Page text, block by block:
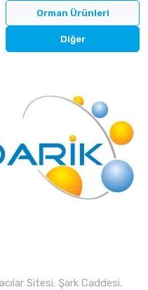
Orman Ürünleri
Diğer
Sitesi. Şark Caddesi.